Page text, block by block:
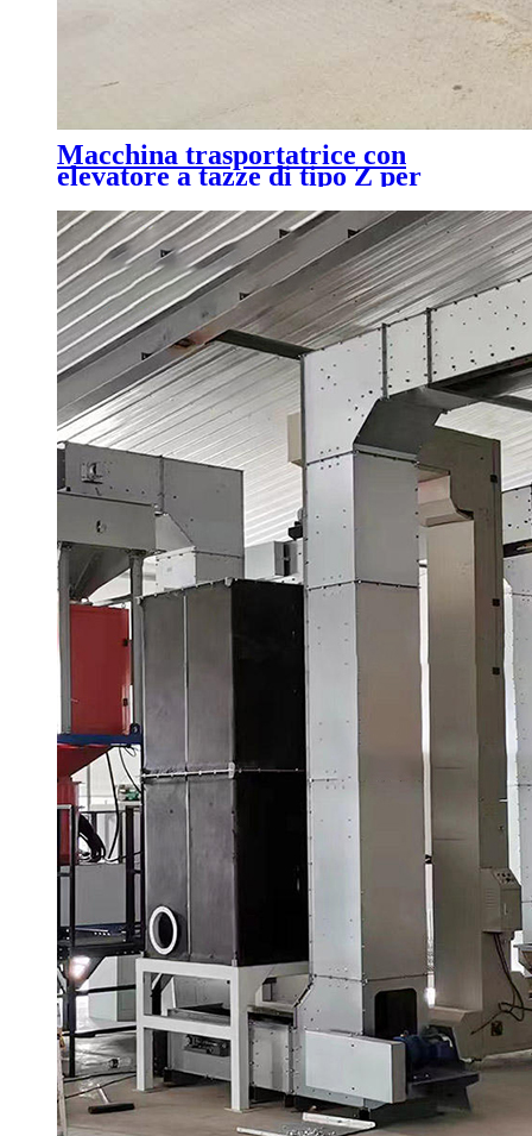
Macchina trasportatrice con
elevatore a tazze di tipo Z per